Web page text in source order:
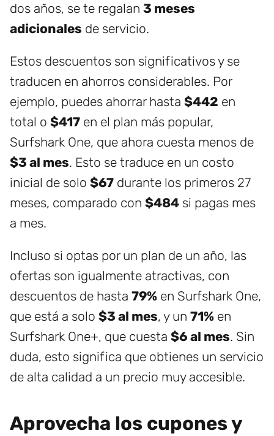
dos años, se te regalan 3 meses
adicionales de servicio.
Estos descuentos son significativos y se
traducen en ahorros considerables. Por
ejemplo, puedes ahorrar hasta $442 en
total o $417 en el plan más popular,
Surfshark One, que ahora cuesta menos de
$3 al mes. Esto se traduce en un costo
inicial de solo $67 durante los primeros 27
meses, comparado con $484 si pagas mes
a mes.
Incluso si optas por un plan de un año, las
ofertas son igualmente atractivas, con
descuentos de hasta 79% en Surfshark One,
que está a solo $3 al mes, y un 71% en
Surfshark One+, que cuesta $6 al mes. Sin
duda, esto significa que obtienes un servicio
de alta calidad a un precio muy accesible.
Aprovecha los cupones y